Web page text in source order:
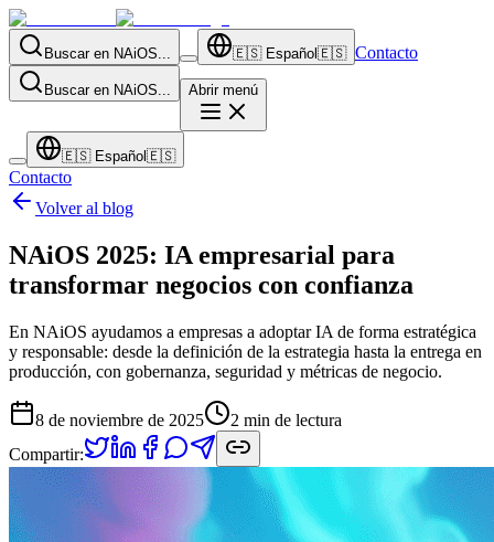
Buscar en NAiOS... 🇪🇸 Español 🇪🇸 Contacto
Buscar en NAiOS... Abrir menú
🇪🇸 Español 🇪🇸
Contacto
Volver al blog
NAiOS 2025: IA empresarial para
transformar negocios con confianza
En NAiOS ayudamos a empresas a adoptar IA de forma estratégica
y responsable: desde la definición de la estrategia hasta la entrega en
producción, con gobernanza, seguridad y métricas de negocio.
8 de noviembre de 2025 2 min de lectura
Compartir: